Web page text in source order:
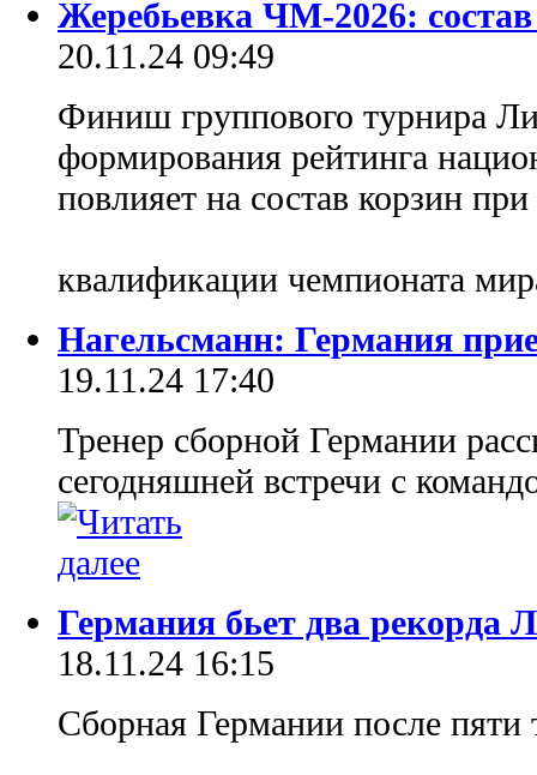
Жеребьевка ЧМ-2026: состав
20.11.24 09:49
Финиш группового турнира
формирования рейтинга
повлияет на состав корзин
квалификации чемпионата
Нагельсманн: Германия
19.11.24 17:40
Тренер сборной Германии
сегодняшней встречи с
Германия бьет два рекорда
18.11.24 16:15
Сборная Германии после